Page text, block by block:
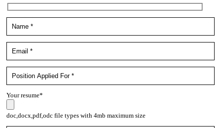
Your resume*
doc,docx,pdf,odc file types with 4mb maximum size